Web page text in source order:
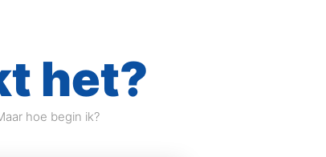
het?
hoe begin ik?